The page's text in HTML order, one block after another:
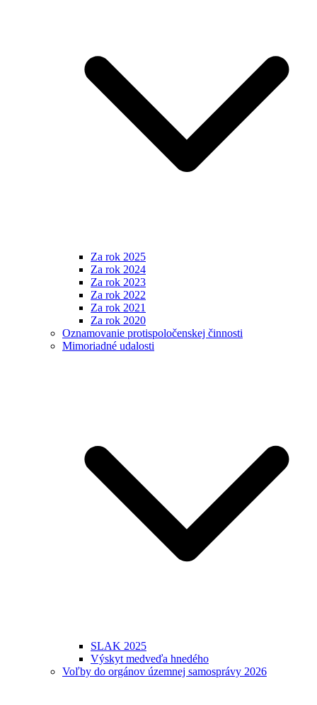
Za rok 2025
Za rok 2024
Za rok 2023
Za rok 2022
Za rok 2021
Za rok 2020
Oznamovanie protispoločenskej činnosti
Mimoriadné udalosti
SLAK 2025
Výskyt medveďa hnedého
Voľby do orgánov územnej samosprávy 2026